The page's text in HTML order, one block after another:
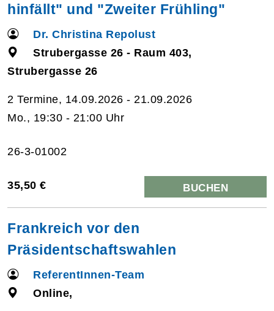
hinfällt" und "Zweiter Frühling"
Dr. Christina Repolust
Strubergasse 26 - Raum 403,
Strubergasse 26
2 Termine, 14.09.2026 - 21.09.2026
Mo., 19:30 - 21:00 Uhr
26-3-01002
35,50 € BUCHEN
Frankreich vor den
Präsidentschaftswahlen
ReferentInnen-Team
Online,